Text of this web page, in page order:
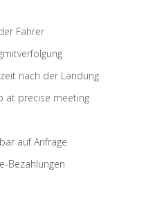
Fahrer
nach der Landung
at precise meeting
auf Anfrage
Bezahlungen